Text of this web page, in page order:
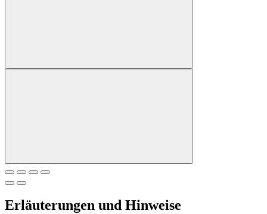
Erläuterungen und Hinweise